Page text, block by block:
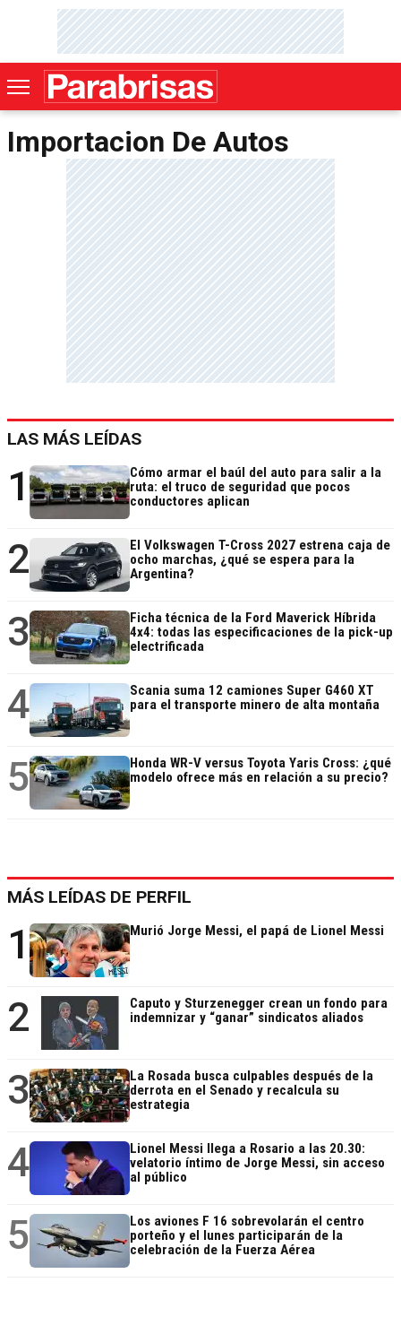
Importacion De Autos
LAS MÁS LEÍDAS
1
Cómo armar el baúl del auto para salir a la
ruta: el truco de seguridad que pocos
conductores aplican
2
El Volkswagen T-Cross 2027 estrena caja de
ocho marchas, ¿qué se espera para la
Argentina?
3
Ficha técnica de la Ford Maverick Híbrida
4x4: todas las especificaciones de la pick-up
electrificada
4
Scania suma 12 camiones Super G460 XT
para el transporte minero de alta montaña
5
Honda WR-V versus Toyota Yaris Cross: ¿qué
modelo ofrece más en relación a su precio?
MÁS LEÍDAS DE PERFIL
1 Murió Jorge Messi, el papá de Lionel Messi
2
Caputo y Sturzenegger crean un fondo para
indemnizar y “ganar” sindicatos aliados
3
La Rosada busca culpables después de la
derrota en el Senado y recalcula su
estrategia
4
Lionel Messi llega a Rosario a las 20.30:
velatorio íntimo de Jorge Messi, sin acceso
al público
5
Los aviones F 16 sobrevolarán el centro
porteño y el lunes participarán de la
celebración de la Fuerza Aérea